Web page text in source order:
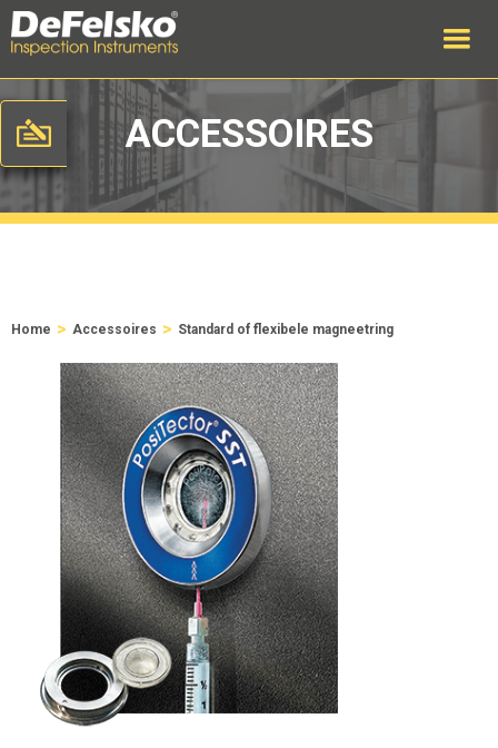
ACCESSOIRES
Home > Accessoires > Standard of flexibele magneetring